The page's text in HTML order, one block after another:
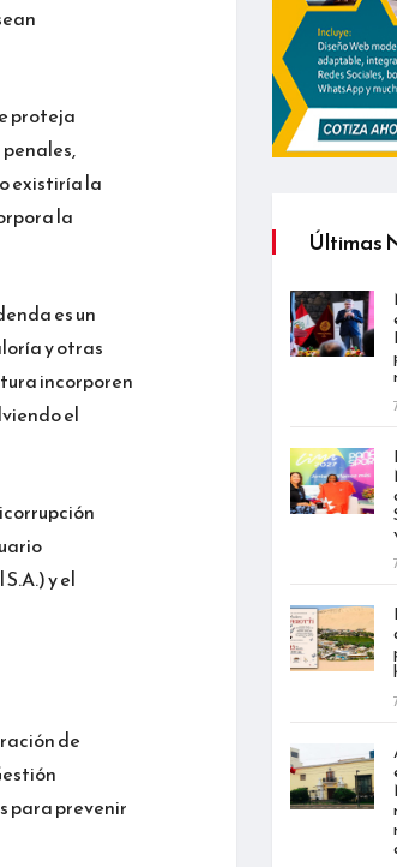
proteja
existiría la
la
es un
y otras
incorporen
el
y el
de
para prevenir
Últimas